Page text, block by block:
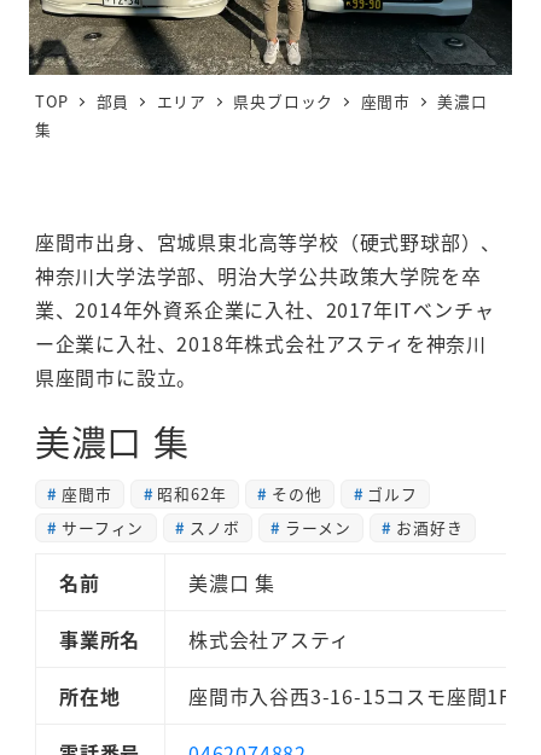
TOP 部員 エリア 県央ブロック 座間市
美濃口
集
座間市出身、宮城県東北高等学校（硬式野球部）、
神奈川大学法学部、明治大学公共政策大学院を卒
業、2014年外資系企業に入社、2017年ITベンチャ
ー企業に入社、2018年株式会社アスティを神奈川
県座間市に設立。
美濃口 集
座間市 昭和62年 その他
ゴルフ
サーフィン
スノボ ラーメン お酒好き
名前
美濃口 集
事業所名
株式会社アスティ
所在地
座間市入谷西3-16-15コスモ座間1F